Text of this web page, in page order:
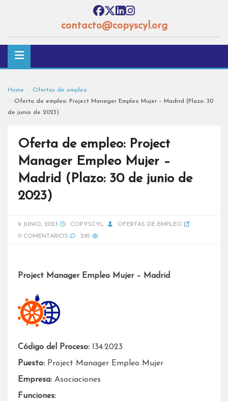
contacto@copyscyl.org
Home
Ofertas de empleo
Oferta de empleo: Project Manager Empleo Mujer – Madrid (Plazo: 30
de junio de 2023)
Oferta de empleo: Project
Manager Empleo Mujer –
Madrid (Plazo: 30 de junio de
2023)
9 JUNIO, 2023 COPYSCYL
OFERTAS DE EMPLEO
0 COMENTARIOS
295
Project Manager Empleo Mujer – Madrid
Código del Proceso: 134.2023
Puesto: Project Manager Empleo Mujer
Empresa: Asociaciones
Funciones: